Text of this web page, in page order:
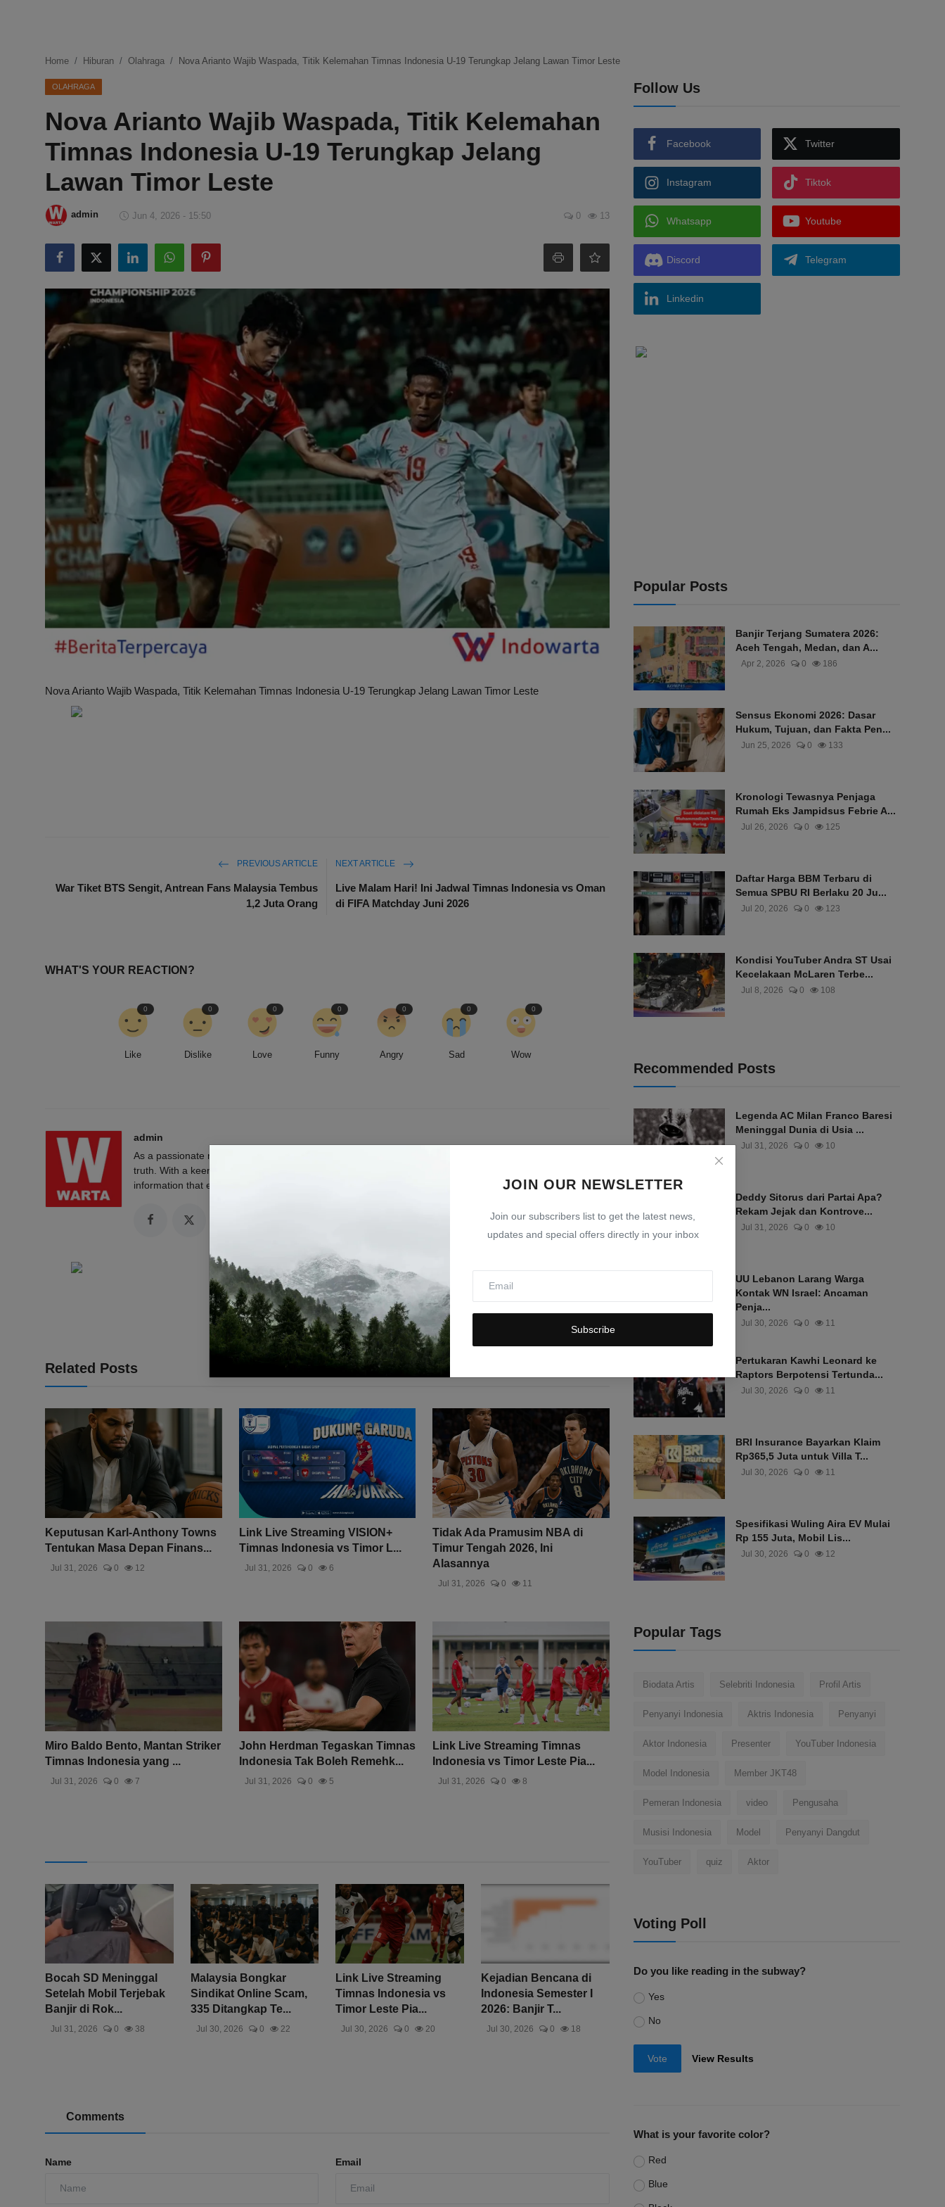
Ekonomi
Internasional
Teknologi
Kesehatan
JOIN OUR NEWSLETTER
Join our subscribers list to get the latest news,
updates and special offers directly in your inbox
Subscribe
Home Hiburan Olahraga Nova Arianto Wajib Waspada, Titik Kelemahan Timnas Indonesia U-19 Terungkap Jelang Lawan Timor Leste
OLAHRAGA
Nova Arianto Wajib Waspada, Titik Kelemahan
Timnas Indonesia U-19 Terungkap Jelang
Lawan Timor Leste
admin Jun 4, 2026 - 15:50 0 13
Nova Arianto Wajib Waspada, Titik Kelemahan Timnas Indonesia U-19 Terungkap Jelang Lawan Timor Leste
PREVIOUS ARTICLE
War Tiket BTS Sengit, Antrean Fans Malaysia Tembus
1,2 Juta Orang
NEXT ARTICLE
Live Malam Hari! Ini Jadwal Timnas Indonesia vs Oman
di FIFA Matchday Juni 2026
WHAT'S YOUR REACTION?
Like
0
Dislike
0
Love
0
Funny
0
Angry
0
Sad
0
Wow
0
admin
As a passionate news reporter, I am fueled by an insatiable curiosity and an unwavering commitment to
truth. With a keen eye for detail and a relentless pursuit of stories, I strive to deliver timely and accurate
information that empowers and engages readers.
Related Posts
Keputusan Karl-Anthony Towns
Tentukan Masa Depan Finans...
Jul 31, 2026 0 12
Link Live Streaming VISION+
Timnas Indonesia vs Timor L...
Jul 31, 2026 0 6
Tidak Ada Pramusim NBA di
Timur Tengah 2026, Ini
Alasannya
Jul 31, 2026 0 11
Miro Baldo Bento, Mantan Striker
Timnas Indonesia yang ...
Jul 31, 2026 0 7
John Herdman Tegaskan Timnas
Indonesia Tak Boleh Remehk...
Jul 31, 2026 0 5
Link Live Streaming Timnas
Indonesia vs Timor Leste Pia...
Jul 31, 2026 0 8
Bocah SD Meninggal
Setelah Mobil Terjebak
Banjir di Rok...
Jul 31, 2026 0 38
Malaysia Bongkar
Sindikat Online Scam,
335 Ditangkap Te...
Jul 30, 2026 0 22
Link Live Streaming
Timnas Indonesia vs
Timor Leste Pia...
Jul 30, 2026 0 20
Kejadian Bencana di
Indonesia Semester I
2026: Banjir T...
Jul 30, 2026 0 18
Comments
Name Email
Follow Us
Facebook Twitter
Instagram Tiktok
Whatsapp Youtube
Discord Telegram
Linkedin
Popular Posts
Banjir Terjang Sumatera 2026:
Aceh Tengah, Medan, dan A...
Apr 2, 2026 0 186
Sensus Ekonomi 2026: Dasar
Hukum, Tujuan, dan Fakta Pen...
Jun 25, 2026 0 133
Kronologi Tewasnya Penjaga
Rumah Eks Jampidsus Febrie A...
Jul 26, 2026 0 125
Daftar Harga BBM Terbaru di
Semua SPBU RI Berlaku 20 Ju...
Jul 20, 2026 0 123
Kondisi YouTuber Andra ST Usai
Kecelakaan McLaren Terbe...
Jul 8, 2026 0 108
Recommended Posts
Legenda AC Milan Franco Baresi
Meninggal Dunia di Usia ...
Jul 31, 2026 0 10
Deddy Sitorus dari Partai Apa?
Rekam Jejak dan Kontrove...
Jul 31, 2026 0 10
UU Lebanon Larang Warga
Kontak WN Israel: Ancaman
Penja...
Jul 30, 2026 0 11
Pertukaran Kawhi Leonard ke
Raptors Berpotensi Tertunda...
Jul 30, 2026 0 11
BRI Insurance Bayarkan Klaim
Rp365,5 Juta untuk Villa T...
Jul 30, 2026 0 11
Spesifikasi Wuling Aira EV Mulai
Rp 155 Juta, Mobil Lis...
Jul 30, 2026 0 12
Popular Tags
Biodata Artis Selebriti Indonesia Profil Artis
Penyanyi Indonesia Aktris Indonesia Penyanyi
Aktor Indonesia Presenter YouTuber Indonesia
Model Indonesia Member JKT48
Pemeran Indonesia video Pengusaha
Musisi Indonesia Model Penyanyi Dangdut
YouTuber quiz Aktor
Voting Poll
Do you like reading in the subway?
Yes
No
Vote View Results
What is your favorite color?
Red
Blue